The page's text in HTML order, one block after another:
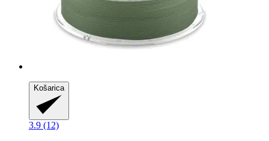
Košarica
3.9 (12)